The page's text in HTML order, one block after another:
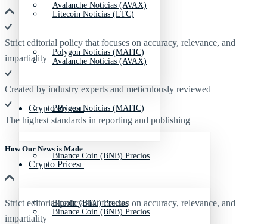
Avalanche Noticias (AVAX)
Polygon Noticias (MATIC)
Crypto Prices
Binance Coin (BNB) Precios
Bitcoin (BTC) Precios
Litecoin Noticias (LTC)
Avalanche Noticias (AVAX)
Polygon Noticias (MATIC)
Crypto Prices
Binance Coin (BNB) Precios
Strict editorial policy that focuses on accuracy, relevance, and
impartiality
Created by industry experts and meticulously reviewed
The highest standards in reporting and publishing
How Our News is Made
Strict editorial policy that focuses on accuracy, relevance, and
impartiality